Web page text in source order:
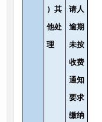
）其
他处
理
请人
逾期
未按
收费
通知
要求
缴纳